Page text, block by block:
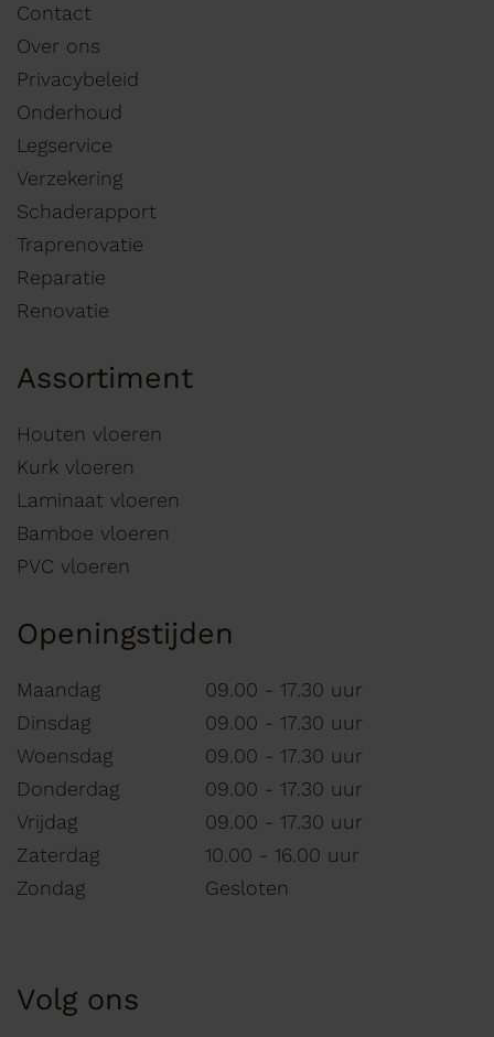
Contact
Over ons
Privacybeleid
Onderhoud
Legservice
Verzekering
Schaderapport
Traprenovatie
Reparatie
Renovatie
Assortiment
Houten vloeren
Kurk vloeren
Laminaat vloeren
Bamboe vloeren
PVC vloeren
Openingstijden
Maandag
09.00 - 17.30 uur
Dinsdag
09.00 - 17.30 uur
Woensdag
09.00 - 17.30 uur
Donderdag
09.00 - 17.30 uur
Vrijdag
09.00 - 17.30 uur
Zaterdag
10.00 - 16.00 uur
Zondag
Gesloten
Volg ons